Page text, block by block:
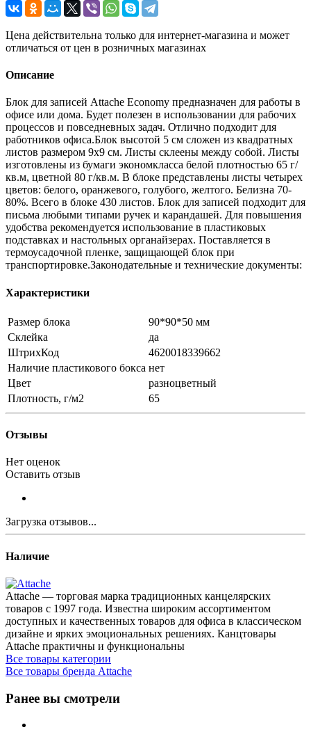
Цена действительна только для интернет-магазина и может
отличаться от цен в розничных магазинах
Описание
Блок для записей Attache Economy предназначен для работы в
офисе или дома. Будет полезен в использовании для рабочих
процессов и повседневных задач. Отлично подходит для
работников офиса.Блок высотой 5 см сложен из квадратных
листов размером 9x9 см. Листы склеены между собой. Листы
изготовлены из бумаги экономкласса белой плотностью 65 г/
кв.м, цветной 80 г/кв.м. В блоке представлены листы четырех
цветов: белого, оранжевого, голубого, желтого. Белизна 70-
80%. Всего в блоке 430 листов. Блок для записей подходит для
письма любыми типами ручек и карандашей. Для повышения
удобства рекомендуется использование в пластиковых
подставках и настольных органайзерах. Поставляется в
термоусадочной пленке, защищающей блок при
транспортировке.Законодательные и технические документы:
Характеристики
Размер блока
90*90*50 мм
Склейка
да
ШтрихКод
4620018339662
Наличие пластикового бокса нет
Цвет
разноцветный
Плотность, г/м2
65
Отзывы
Нет оценок
Оставить отзыв
Загрузка отзывов...
Наличие
Attache — торговая марка традиционных канцелярских
товаров с 1997 года. Известна широким ассортиментом
доступных и качественных товаров для офиса в классическом
дизайне и ярких эмоциональных решениях. Канцтовары
Attache практичны и функциональны
Все товары категории
Все товары бренда Attache
Ранее вы смотрели